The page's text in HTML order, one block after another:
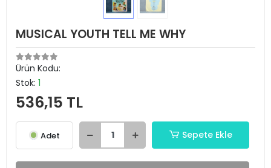
MUSICAL YOUTH TELL ME WHY
Ürün Kodu:
Stok: 1
536,15 TL
Adet Sepete Ekle